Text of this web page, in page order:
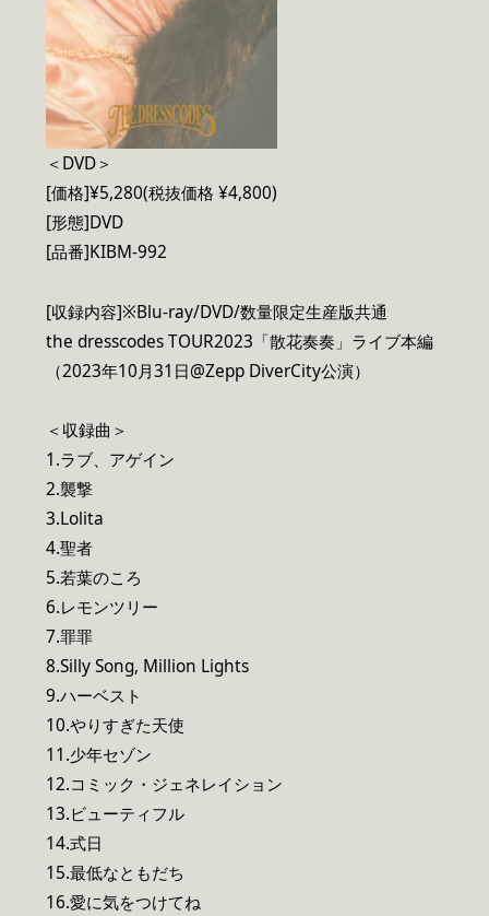
＜DVD＞
[価格]¥5,280(税抜価格 ¥4,800)
[形態]DVD
[品番]KIBM-992
[収録内容]※Blu-ray/DVD/数量限定生産版共通
the dresscodes TOUR2023「散花奏奏」ライブ本編
（2023年10月31日@Zepp DiverCity公演）
＜収録曲＞
1.ラブ、アゲイン
2.襲撃
3.Lolita
4.聖者
5.若葉のころ
6.レモンツリー
7.罪罪
8.Silly Song, Million Lights
9.ハーベスト
10.やりすぎた天使
11.少年セゾン
12.コミック・ジェネレイション
13.ビューティフル
14.式日
15.最低なともだち
16.愛に気をつけてね